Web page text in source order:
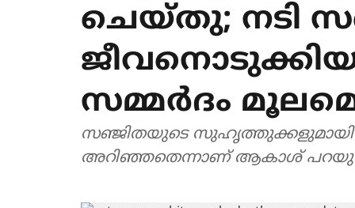
ചെയ്തു; നടി
സമ്മർദം
സഞ്ജിതയുടെ സുഹൃത്തുക്കളുമായി
അറിഞ്ഞതെന്നാണ് ആകാശ്